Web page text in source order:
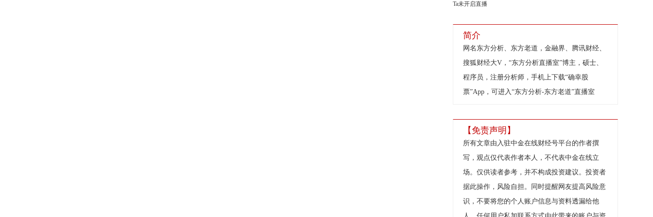
Ta未开启直播
简介
网名东方分析、东方老道，金融界、腾讯财经、
搜狐财经大V，“东方分析直播室”博主，硕士、
程序员，注册分析师，手机上下载“确幸股
票”App，可进入“东方分析-东方老道”直播室
【免责声明】
所有文章由入驻中金在线财经号平台的作者撰
写，观点仅代表作者本人，不代表中金在线立
场。仅供读者参考，并不构成投资建议。投资者
据此操作，风险自担。同时提醒网友提高风险意
识，不要将您的个人账户信息与资料透漏给他